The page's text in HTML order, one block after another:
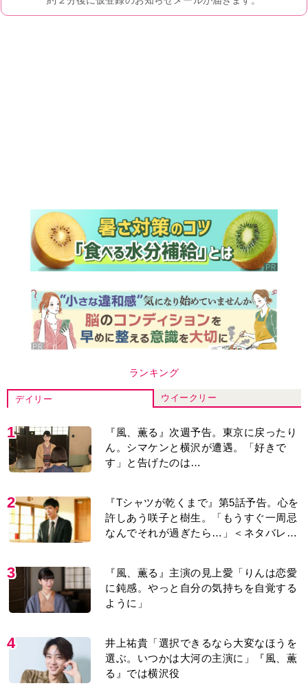
ランキング
デイリー ウイークリー
『風、薫る』次週予告。東京に戻ったり
ん。シマケンと横沢が遭遇。「好きで
2
『Tシャツが乾くまで』第5話予告。心を
なんでそれが過ぎたら…」＜ネタバレあ
り＞
3
『風、薫る』主演の見上愛「りんは恋愛
ように」
4
井上祐貴「選択できるなら大変なほうを
る』では横沢役
5
『Tシャツが乾くまで』“ちょっと残念な
を演じるのは、齋藤飛鳥さん＜キャスト
紹介＞
6
井上祐貴『風、薫る』ではクセ強の記